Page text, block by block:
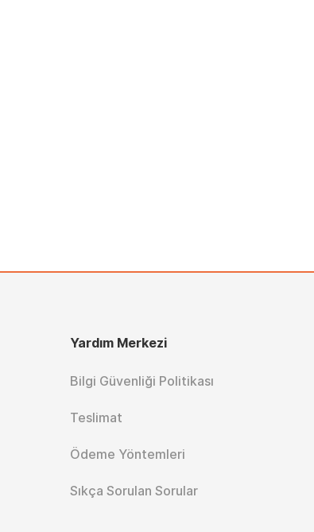
Yardım Merkezi
Bilgi Güvenliği Politikası
Teslimat
Ödeme Yöntemleri
Sıkça Sorulan Sorular